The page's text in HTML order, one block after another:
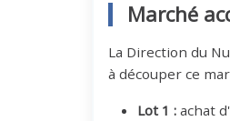
Marché
La Direction du
à découper ce
Lot 1 :achat